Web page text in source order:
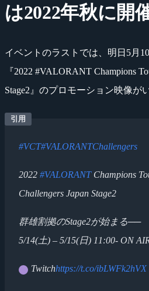
は2022年秋に開
イベントのラストでは、明日5月
『2022 #VALORANT Champions
Stage2』のプロモーション映像が
#VCT#VALORANTChallengers
2022 #VALORANTChampions
Challengers Japan Stage2
群雄割拠のStage2が始まる──
5/14(土) – 5/15(日) 11:00- ON
Twitchhttps://t.co/ibLWFk2hVX